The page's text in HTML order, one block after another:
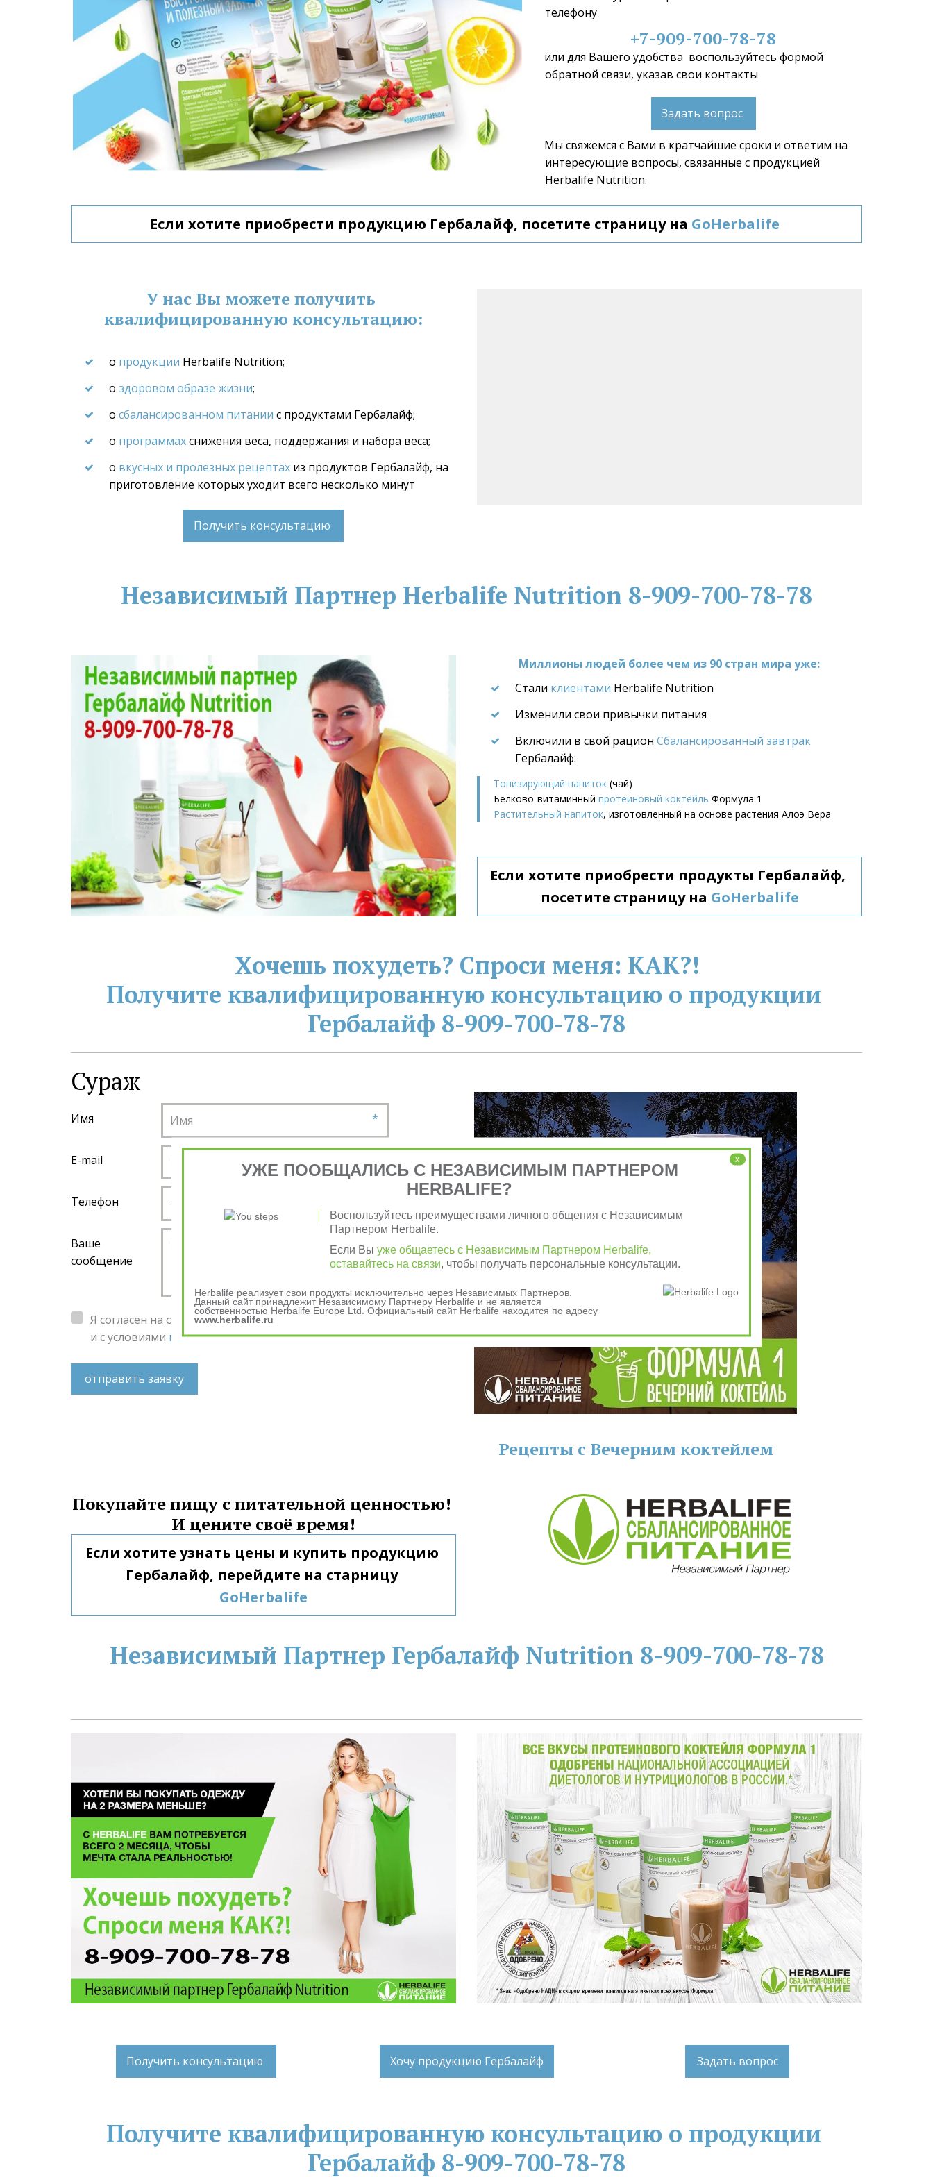
телефону
+7-909-700-78-78
или для Вашего удобства  воспользуйтесь формой
обратной связи, указав свои контакты
Задать вопрос
Мы свяжемся с Вами в кратчайшие сроки и ответим на
интересующие вопросы, связанные с продукцией
Herbalife Nutrition.
Если хотите приобрести продукцию Гербалайф, посетите страницу на GoHerbalife
У нас Вы можете получить
квалифицированную консультацию:
о продукции Herbalife Nutrition;
о здоровом образе жизни;
о сбалансированном питании с продуктами Гербалайф;
о программах снижения веса, поддержания и набора веса;
о вкусных и пролезных рецептах из продуктов Гербалайф, на
приготовление которых уходит всего несколько минут
Получить консультацию
Независимый Партнер Herbalife Nutrition 8-909-700-78-78
Миллионы людей более чем из 90 стран мира уже:
Стали клиентами Herbalife Nutrition
Изменили свои привычки питания
Включили в свой рацион Сбалансированный завтрак
Гербалайф:
Тонизирующий напиток (чай)
Белково-витаминный протеиновый коктейль Формула 1
Растительный напиток, изготовленный на основе растения Алоэ Вера
Если хотите приобрести продукты Гербалайф,
посетите страницу на GoHerbalife
Хочешь похудеть? Спроси меня: КАК?!
Получите квалифицированную консультацию о продукции
Гербалайф 8-909-700-78-78
Сураж
Имя *
E-mail
Телефон
Ваше
сообщение
Я согласен на обработкуперсональных данных
и с условиями пользовательского соглашения
отправить заявку
Рецепты с Вечерним коктейлем
Покупайте пищу с питательной ценностью!
И цените своё время!
Если хотите узнать цены и купить продукцию
Гербалайф, перейдите на старницу
GoHerbalife
Независимый Партнер Гербалайф Nutrition 8-909-700-78-78
Получить консультацию Хочу продукцию Гербалайф Задать вопрос
Получите квалифицированную консультацию о продукции
Гербалайф 8-909-700-78-78
x
УЖЕ ПООБЩАЛИСЬ С НЕЗАВИСИМЫМ ПАРТНЕРОМ
HERBALIFE?
Воспользуйтесь преимуществами личного общения с Независимым
Партнером Herbalife.
Если Вы уже общаетесь с Независимым Партнером Herbalife,
оставайтесь на связи, чтобы получать персональные консультации.
Herbalife реализует свои продукты исключительно через Независимых Партнеров.
Данный сайт принадлежит Независимому Партнеру Herbalife и не является
собственностью Herbalife Europe Ltd. Официальный сайт Herbalife находится по адресу
www.herbalife.ru